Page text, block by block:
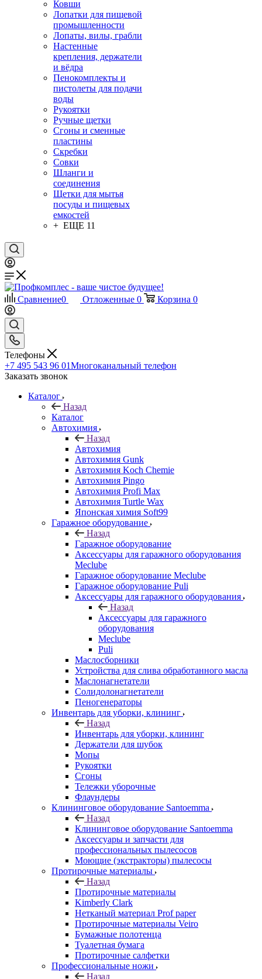
Ковши
Лопатки для пищевой
промышленности
Лопаты, вилы, грабли
Настенные
крепления, держатели
и вёдра
Пенокомплекты и
пистолеты для подачи
воды
Рукоятки
Ручные щетки
Сгоны и сменные
пластины
Скребки
Совки
Шланги и
соединения
Щетки для мытья
посуды и пищевых
емкостей
+ ЕЩЕ 11
Сравнение0 Отложенные 0 Корзина 0
Телефоны
+7 495 543 96 01Многоканальный телефон
Заказать звонок
Каталог
Назад
Каталог
Автохимия
Назад
Автохимия
Автохимия Gunk
Автохимия Koch Chemie
Автохимия Pingo
Автохимия Profi Max
Автохимия Turtle Wax
Японская химия Soft99
Гаражное оборудование
Назад
Гаражное оборудование
Аксессуары для гаражного оборудования
Meclube
Гаражное оборудование Meclube
Гаражное оборудование Puli
Аксессуары для гаражного оборудования
Назад
Аксессуары для гаражного
оборудования
Meclube
Puli
Маслосборники
Устройства для слива обработанного масла
Маслонагнетатели
Солидолонагнетатели
Пеногенераторы
Инвентарь для уборки, клининг
Назад
Инвентарь для уборки, клининг
Держатели для шубок
Мопы
Рукоятки
Сгоны
Тележки уборочные
Флаундеры
Клининговое оборудование Santoemma
Назад
Клининговое оборудование Santoemma
Аксессуары и запчасти для
профессиональных пылесосов
Моющие (экстракторы) пылесосы
Протирочные материалы
Назад
Протирочные материалы
Kimberly Clark
Нетканый материал Prof paper
Протирочные материалы Veiro
Бумажные полотенца
Туалетная бумага
Протирочные салфетки
Профессиональные ножи
Назад